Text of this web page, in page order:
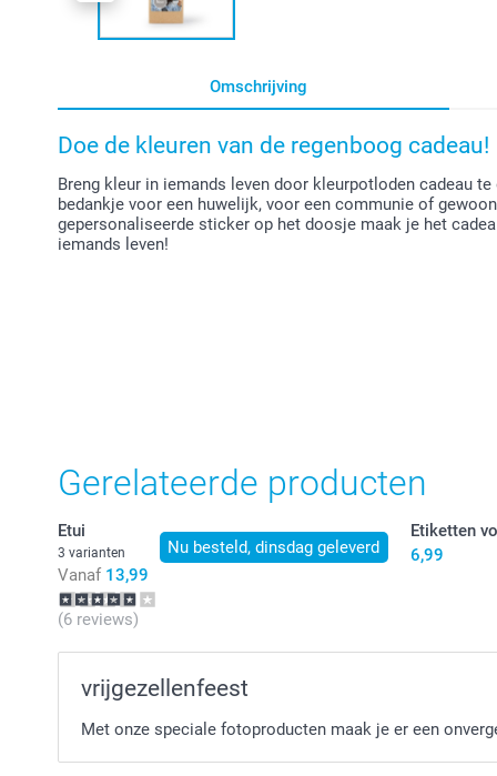
Omschrijving
Doe de kleuren van de regenboog cadeau!
Breng kleur in iemands leven door kleurpotloden cadeau
bedankje voor een huwelijk, voor een communie of
gepersonaliseerde sticker op het doosje maak je het
iemands leven!
Gerelateerde producten
Nu besteld, dinsdag geleverd
Etui
3 varianten
Vanaf 13,99
(6 reviews)
Etiketten
6,99
vrijgezellenfeest
Met onze speciale fotoproducten maak je er een